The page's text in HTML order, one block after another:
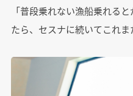
「普段乗れない漁船乗れる
たら、セスナに続いてこれま